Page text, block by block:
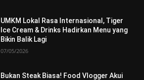
UMKM Lokal Rasa Internasional, Tiger
Ice Cream & Drinks Hadirkan Menu yang
Bikin Balik Lagi
07/05/2026
Bukan Steak Biasa! Food Vlogger Akui